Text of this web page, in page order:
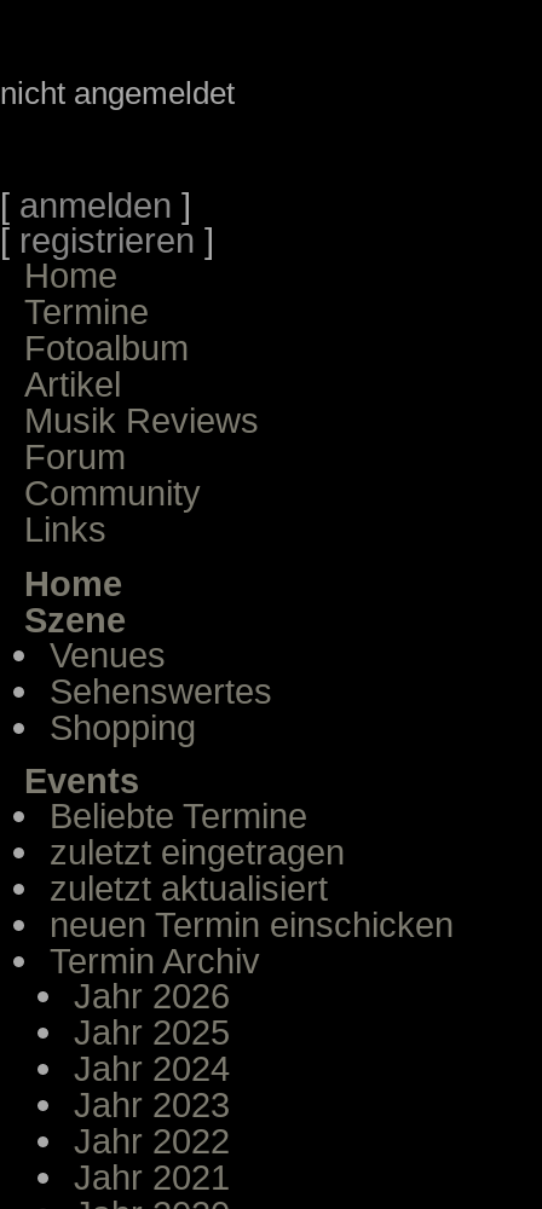
nicht angemeldet
[ anmelden ]
[ registrieren ]
Home
Termine
Fotoalbum
Artikel
Musik Reviews
Forum
Community
Links
Home
Szene
Venues
Sehenswertes
Shopping
Events
Beliebte Termine
zuletzt eingetragen
zuletzt aktualisiert
neuen Termin einschicken
Termin Archiv
Jahr 2026
Jahr 2025
Jahr 2024
Jahr 2023
Jahr 2022
Jahr 2021